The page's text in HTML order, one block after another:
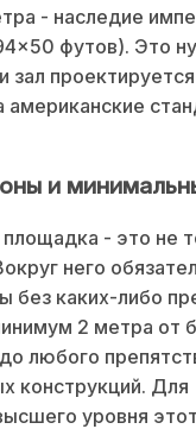
- наследие
футов). Это
зал
американские
и
- это не
него
без каких-либо
2 метра от
любого
конструкций. Для
уровня